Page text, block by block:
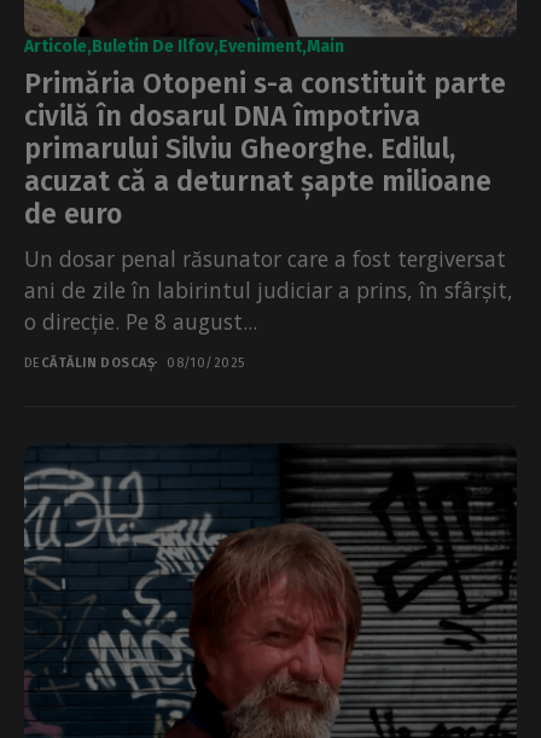
Articole Buletin De Ilfov Eveniment Main
Primăria Otopeni s-a constituit parte
civilă în dosarul DNA împotriva
primarului Silviu Gheorghe. Edilul,
acuzat că a deturnat șapte milioane
de euro
Un dosar penal răsunator care a fost tergiversat
ani de zile în labirintul judiciar a prins, în sfârșit,
o direcție. Pe 8 august...
DE CĂTĂLIN DOSCAȘ 08/10/2025